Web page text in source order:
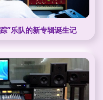
”乐队的新专辑诞生记